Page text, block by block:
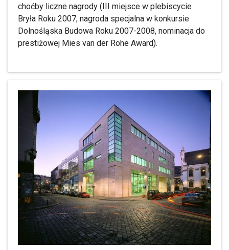
choćby liczne nagrody (III miejsce w plebiscycie
Bryła Roku 2007, nagroda specjalna w konkursie
Dolnośląska Budowa Roku 2007-2008, nominacja do
prestiżowej Mies van der Rohe Award).